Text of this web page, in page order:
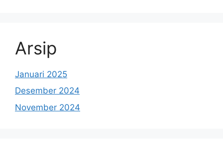
Arsip
Januari 2025
Desember 2024
November 2024